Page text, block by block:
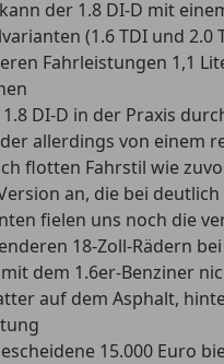
der 1.8 DI-D mit
(1.6 TDI und
Fahrleistungen 1,1
DI-D in der Praxis
allerdings von einem
flotten Fahrstil wie
an, die bei
fielen uns noch die
18-Zoll-Rädern
dem 1.6er-Benziner
auf dem Asphalt,
15.000 Euro